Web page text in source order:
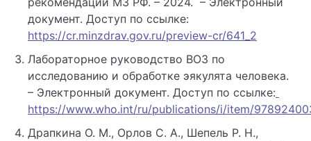
документ. Доступ по ссылке:
https://cr.minzdrav.gov.ru/preview-cr/641_2
Лабораторное руководство ВОЗ по
исследованию и обработке эякулята человека.
– Электронный документ. Доступ по ссылке:
https://www.who.int/ru/publications/i/item/
Драпкина О. М., Орлов С. А., Шепель Р. Н.,